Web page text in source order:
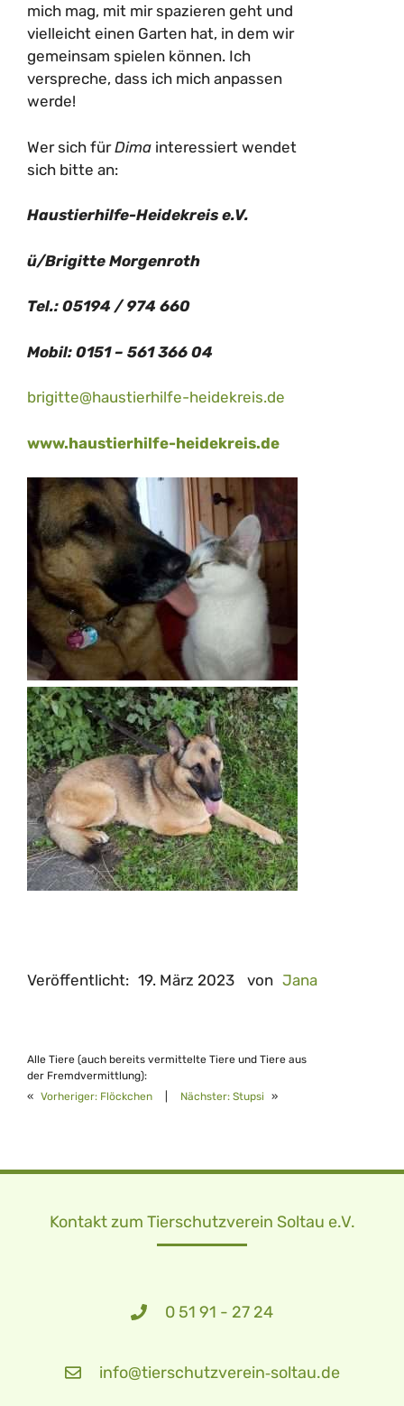
mich mag, mit mir spazieren geht und
vielleicht einen Garten hat, in dem wir
gemeinsam spielen können. Ich
verspreche, dass ich mich anpassen
werde!
Wer sich fürDima interessiert wendet
sich bitte an:
Haustierhilfe-Heidekreis e.V.
ü/Brigitte Morgenroth
Tel.: 05194 / 974 660
Mobil: 0151 – 561 366 04
brigitte@haustierhilfe-heidekreis.de
www.haustierhilfe-heidekreis.de
Veröffentlicht: 19. März 2023 von Jana
Alle Tiere (auch bereits vermittelte Tiere und Tiere aus
der Fremdvermittlung):
« Vorheriger: Flöckchen Nächster: Stupsi »
Kontakt zum Tierschutzverein Soltau e.V.
0 51 91 - 27 24
info@tierschutzverein‑soltau.de